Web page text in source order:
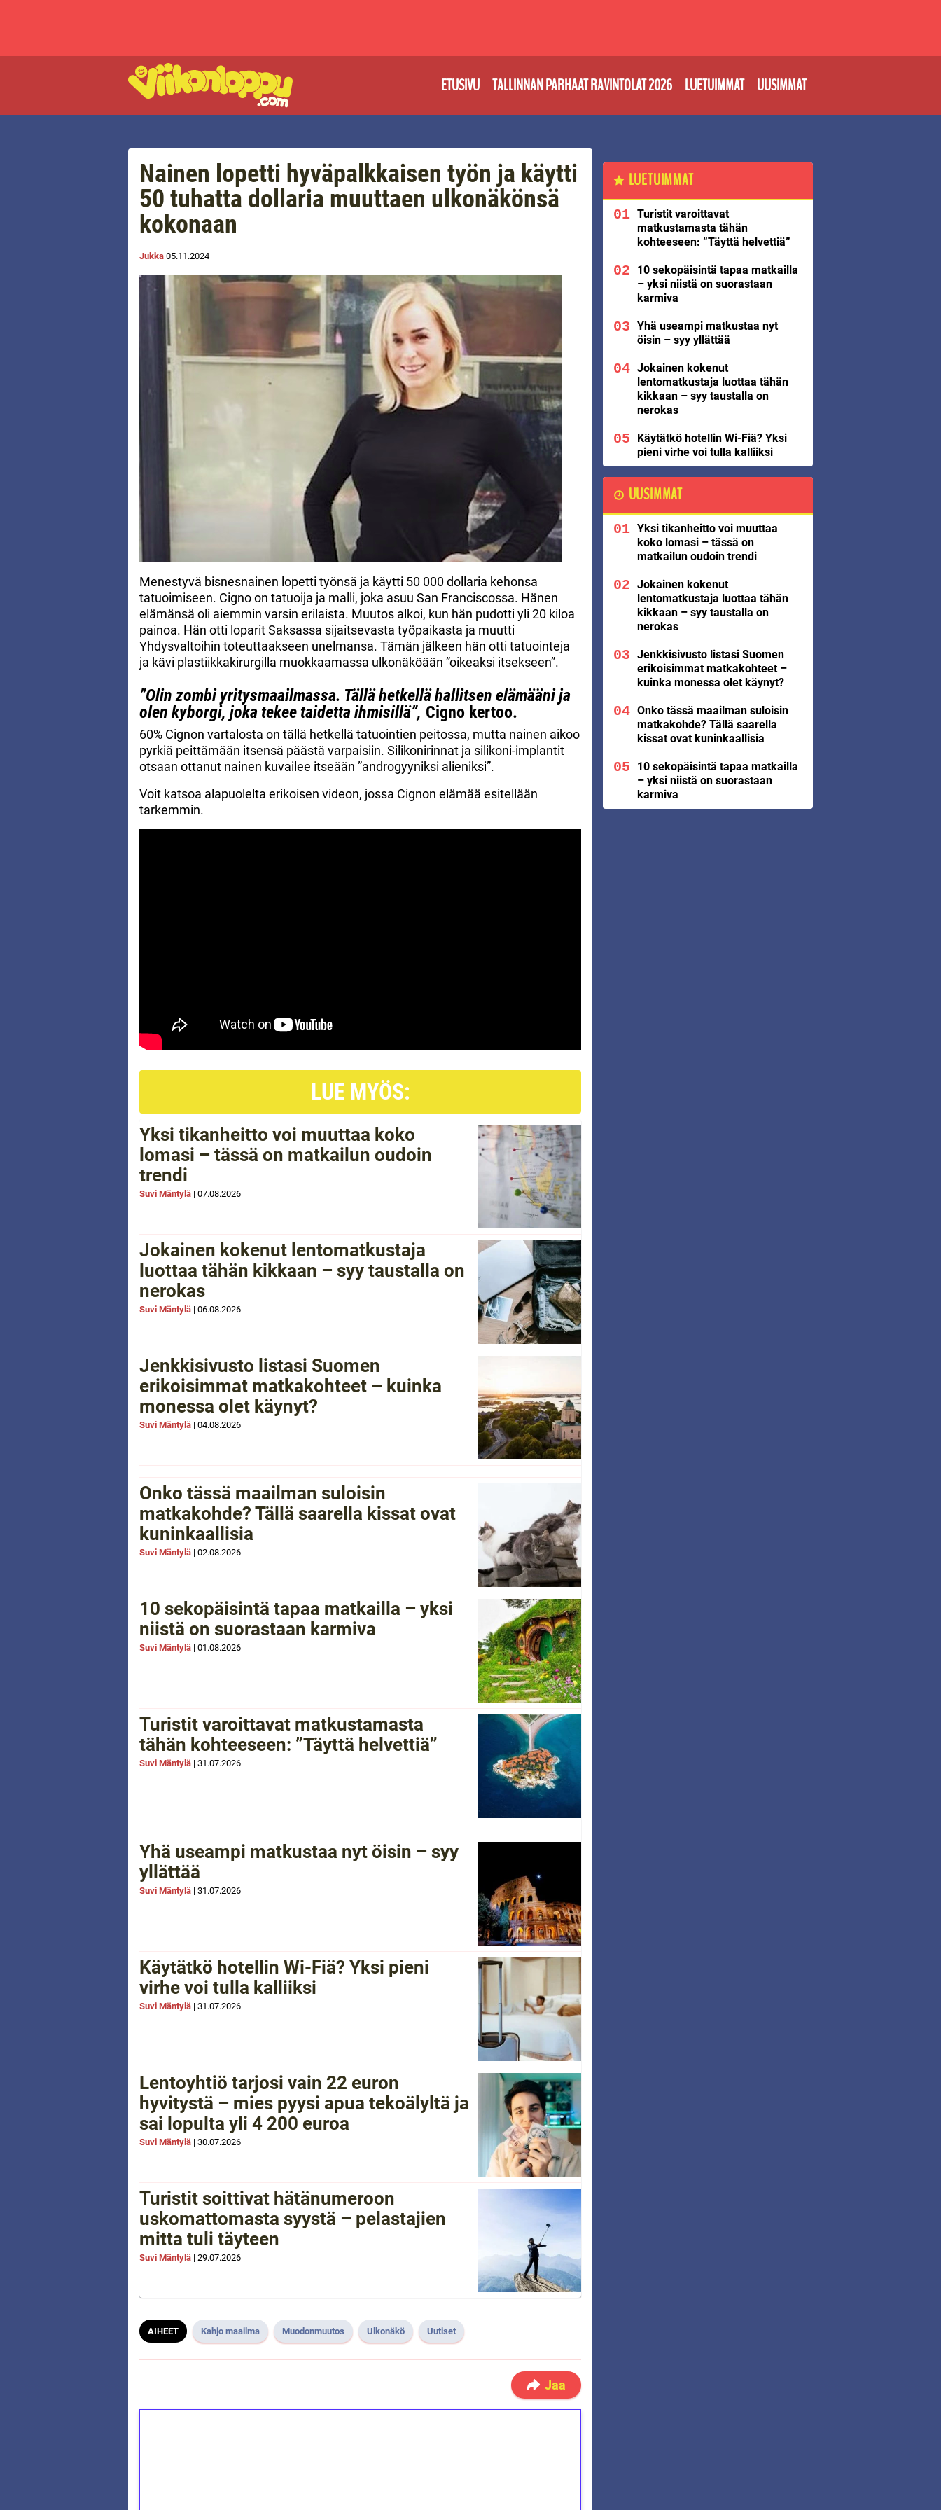
ETUSIVU TALLINNAN PARHAAT RAVINTOLAT 2026 LUETUIMMAT UUSIMMAT
Nainen lopetti hyväpalkkaisen työn ja käytti
50 tuhatta dollaria muuttaen ulkonäkönsä
kokonaan
Jukka 05.11.2024
Menestyvä bisnesnainen lopetti työnsä ja käytti 50 000 dollaria kehonsa
tatuoimiseen. Cigno on tatuoija ja malli, joka asuu San Franciscossa. Hänen
elämänsä oli aiemmin varsin erilaista. Muutos alkoi, kun hän pudotti yli 20 kiloa
painoa. Hän otti loparit Saksassa sijaitsevasta työpaikasta ja muutti
Yhdysvaltoihin toteuttaakseen unelmansa. Tämän jälkeen hän otti tatuointeja
ja kävi plastiikkakirurgilla muokkaamassa ulkonäköään ”oikeaksi itsekseen”.
”Olin zombi yritysmaailmassa. Tällä hetkellä hallitsen elämääni ja
olen kyborgi, joka tekee taidetta ihmisillä”, Cigno kertoo.
60% Cignon vartalosta on tällä hetkellä tatuointien peitossa, mutta nainen aikoo
pyrkiä peittämään itsensä päästä varpaisiin. Silikonirinnat ja silikoni-implantit
otsaan ottanut nainen kuvailee itseään ”androgyyniksi alieniksi”.
Voit katsoa alapuolelta erikoisen videon, jossa Cignon elämää esitellään
tarkemmin.
LUE MYÖS:
Yksi tikanheitto voi muuttaa koko
lomasi – tässä on matkailun oudoin
trendi
Suvi Mäntylä | 07.08.2026
Jokainen kokenut lentomatkustaja
luottaa tähän kikkaan – syy taustalla on
nerokas
Suvi Mäntylä | 06.08.2026
Jenkkisivusto listasi Suomen
erikoisimmat matkakohteet – kuinka
monessa olet käynyt?
Suvi Mäntylä | 04.08.2026
Onko tässä maailman suloisin
matkakohde? Tällä saarella kissat ovat
kuninkaallisia
Suvi Mäntylä | 02.08.2026
10 sekopäisintä tapaa matkailla – yksi
niistä on suorastaan karmiva
Suvi Mäntylä | 01.08.2026
Turistit varoittavat matkustamasta
tähän kohteeseen: ”Täyttä helvettiä”
Suvi Mäntylä | 31.07.2026
Yhä useampi matkustaa nyt öisin – syy
yllättää
Suvi Mäntylä | 31.07.2026
Käytätkö hotellin Wi-Fiä? Yksi pieni
virhe voi tulla kalliiksi
Suvi Mäntylä | 31.07.2026
Lentoyhtiö tarjosi vain 22 euron
hyvitystä – mies pyysi apua tekoälyltä ja
sai lopulta yli 4 200 euroa
Suvi Mäntylä | 30.07.2026
Turistit soittivat hätänumeroon
uskomattomasta syystä – pelastajien
mitta tuli täyteen
Suvi Mäntylä | 29.07.2026
AIHEET Kahjo maailma Muodonmuutos Ulkonäkö Uutiset
Jaa
LUETUIMMAT
Turistit varoittavat
matkustamasta tähän
kohteeseen: ”Täyttä helvettiä”
10 sekopäisintä tapaa matkailla
– yksi niistä on suorastaan
karmiva
Yhä useampi matkustaa nyt
öisin – syy yllättää
Jokainen kokenut
lentomatkustaja luottaa tähän
kikkaan – syy taustalla on
nerokas
Käytätkö hotellin Wi-Fiä? Yksi
pieni virhe voi tulla kalliiksi
UUSIMMAT
Yksi tikanheitto voi muuttaa
koko lomasi – tässä on
matkailun oudoin trendi
Jokainen kokenut
lentomatkustaja luottaa tähän
kikkaan – syy taustalla on
nerokas
Jenkkisivusto listasi Suomen
erikoisimmat matkakohteet –
kuinka monessa olet käynyt?
Onko tässä maailman suloisin
matkakohde? Tällä saarella
kissat ovat kuninkaallisia
10 sekopäisintä tapaa matkailla
– yksi niistä on suorastaan
karmiva